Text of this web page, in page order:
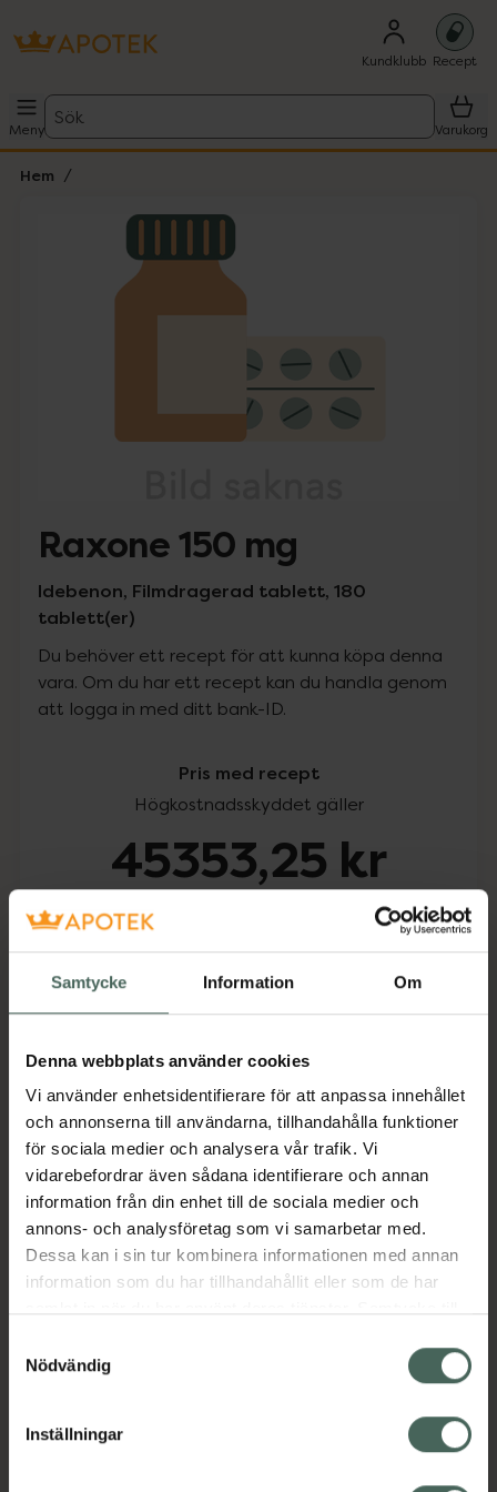
Samtycke Information Om
Denna webbplats använder cookies
Vi använder enhetsidentifierare för att anpassa innehållet
och annonserna till användarna, tillhandahålla funktioner
för sociala medier och analysera vår trafik. Vi
vidarebefordrar även sådana identifierare och annan
information från din enhet till de sociala medier och
annons- och analysföretag som vi samarbetar med.
Dessa kan i sin tur kombinera informationen med annan
information som du har tillhandahållit eller som de har
återkalla ditt samtycke via webbplatsens
cookieinställningar. Ett återkallat samtycke påverkar inte
lagligheten av behandling som skett innan återkallelsen.
Nödvändig
Inställningar
Kundklubb Recept
Meny
Sök
Varukorg
Hem
Lista: . Innehåller 1 objekt.
Raxone 150 mg
Idebenon, Filmdragerad tablett, 180
tablett(er)
Du behöver ett recept för att kunna köpa denna
vara. Om du har ett recept kan du handla genom
att logga in med ditt bank-ID.
Pris med recept
Högkostnadsskyddet gäller
45353,25 kr
Köp via ditt recept
Beskrivning Dölj
Läs alltid bipacksedeln innan
användning.
EAN:07046260514546
Visa